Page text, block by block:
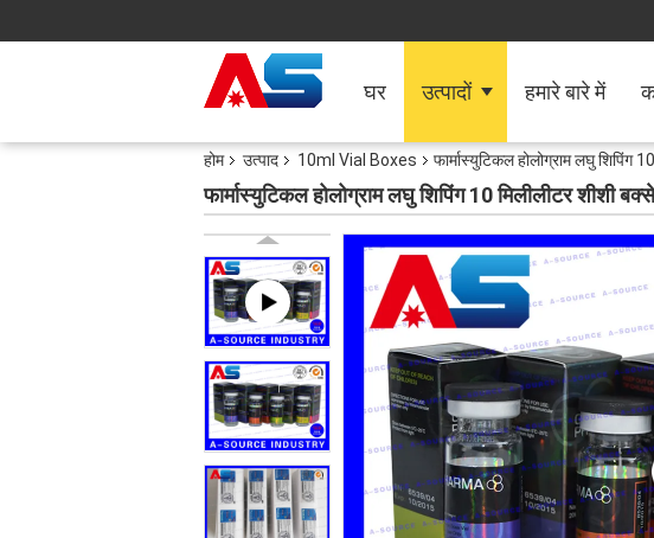
घर उत्पादों हमारे बारे में
होम उत्पाद 10ml Vial Boxes फार्मास्युटिकल होलोग्राम लघु शिपिंग
फार्मास्युटिकल होलोग्राम लघु शिपिंग 10 मिलीलीटर शीशी